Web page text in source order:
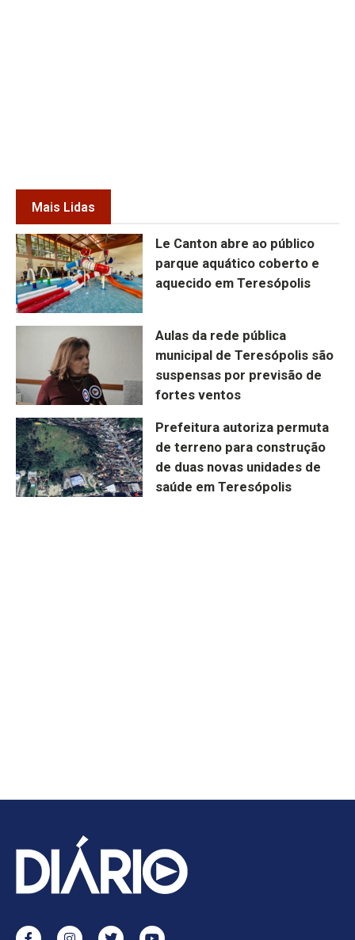
Mais Lidas
Le Canton abre ao público
parque aquático coberto e
aquecido em Teresópolis
Aulas da rede pública
municipal de Teresópolis são
suspensas por previsão de
fortes ventos
Prefeitura autoriza permuta
de terreno para construção
de duas novas unidades de
saúde em Teresópolis